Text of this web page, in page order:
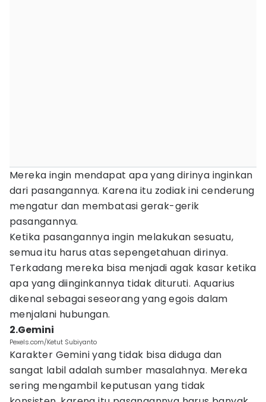
Mereka ingin mendapat apa yang dirinya inginkan
dari pasangannya. Karena itu zodiak ini cenderung
mengatur dan membatasi gerak-gerik
pasangannya.
Ketika pasangannya ingin melakukan sesuatu,
semua itu harus atas sepengetahuan dirinya.
Terkadang mereka bisa menjadi agak kasar ketika
apa yang diinginkannya tidak dituruti. Aquarius
dikenal sebagai seseorang yang egois dalam
menjalani hubungan.
2.Gemini
Pexels.com/Ketut Subiyanto
Karakter Gemini yang tidak bisa diduga dan
sangat labil adalah sumber masalahnya. Mereka
sering mengambil keputusan yang tidak